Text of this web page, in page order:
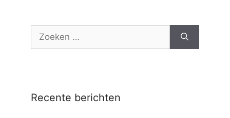
naar:
Recente berichten